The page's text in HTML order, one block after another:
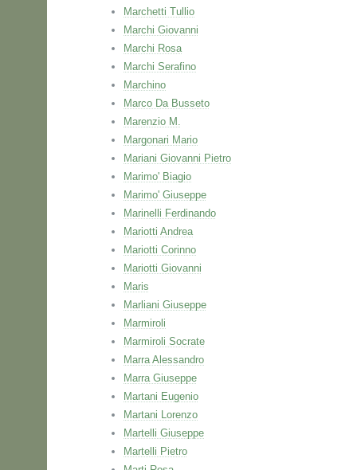
Marchetti Tullio
Marchi Giovanni
Marchi Rosa
Marchi Serafino
Marchino
Marco Da Busseto
Marenzio M.
Margonari Mario
Mariani Giovanni Pietro
Marimo' Biagio
Marimo' Giuseppe
Marinelli Ferdinando
Mariotti Andrea
Mariotti Corinno
Mariotti Giovanni
Maris
Marliani Giuseppe
Marmiroli
Marmiroli Socrate
Marra Alessandro
Marra Giuseppe
Martani Eugenio
Martani Lorenzo
Martelli Giuseppe
Martelli Pietro